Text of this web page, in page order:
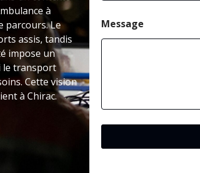
à
parcours. Le
assis, tandis
impose un
le transport
Cette vision
à Chirac.
o
l
Message